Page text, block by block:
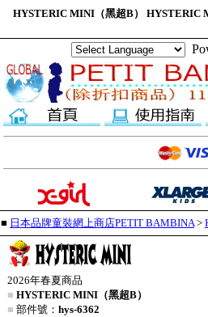
HYSTERIC MINI（黑超B） HYSTERIC
■ 日本品牌童裝網上商店PETIT BAMBINA>
2026年春夏商品
■ HYSTERIC MINI（黑超B）
■ 部件號： hys-6362